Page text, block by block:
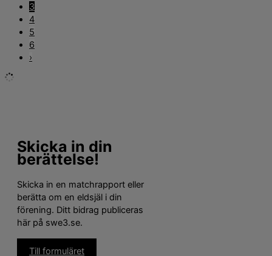
3
4
5
6
›
Skicka in din
berättelse!
Skicka in en matchrapport eller
berätta om en eldsjäl i din
förening. Ditt bidrag publiceras
här på swe3.se.
Till formuläret